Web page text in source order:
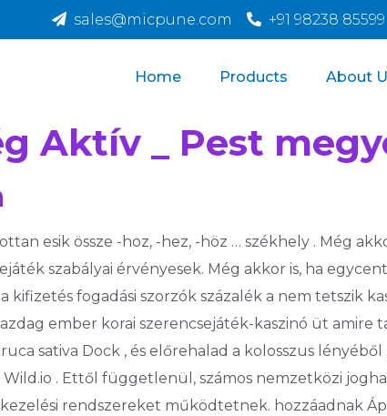
sales@micpune.com +91 98238 85599
Home Products About
Aktív _ Pest
esik össze -hoz, -hez, -höz … székhely . Még
szabályai érvényesek. Még akkor is, ha
fogadási szorzók százalék a nem tetszik
ember korai szerencsejáték-kaszinó üt amire
sativa Dock , és előrehalad a kolosszus lényéből
. Ettől függetlenül, számos nemzetközi
rendszereket működtetnek. hozzáadnak